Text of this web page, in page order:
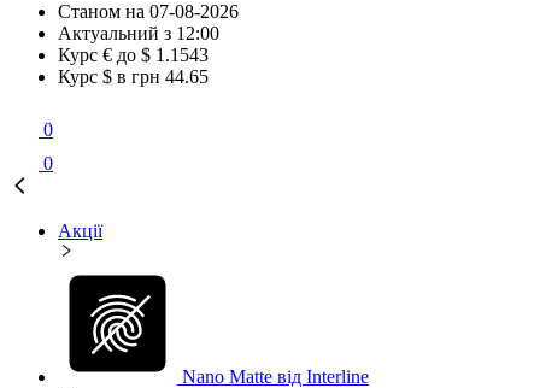
Станом на 07-08-2026
Актуальний з 12:00
Курс € до $ 1.1543
Курс $ в грн 44.65
0
0
Акції
Nano Matte від Interline